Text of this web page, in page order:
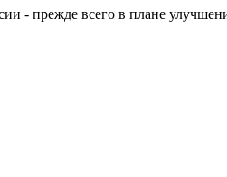
- прежде всего в плане